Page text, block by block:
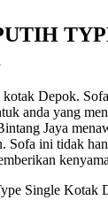
Depok.
anda yang
Jaya
Sofa ini tidak